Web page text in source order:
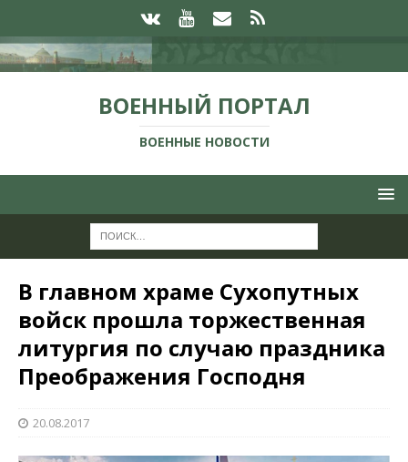
ВОЕННЫЙ ПОРТАЛ
ВОЕННЫЕ НОВОСТИ
В главном храме Сухопутных
войск прошла торжественная
литургия по случаю праздника
Преображения Господня
20.08.2017